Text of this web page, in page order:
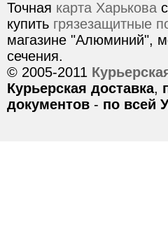
Точная карта Харькова
купить грязезащитные
магазине "Алюминий",
сечения.
© 2005-2011
Курьерская доставка,
документов - по всей